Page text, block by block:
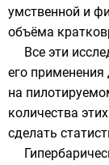
умственной и
объёма
Все эти
его
на
количества
сделать